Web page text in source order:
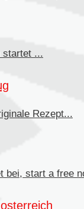
startet ...
Rezept...
bei, start a free